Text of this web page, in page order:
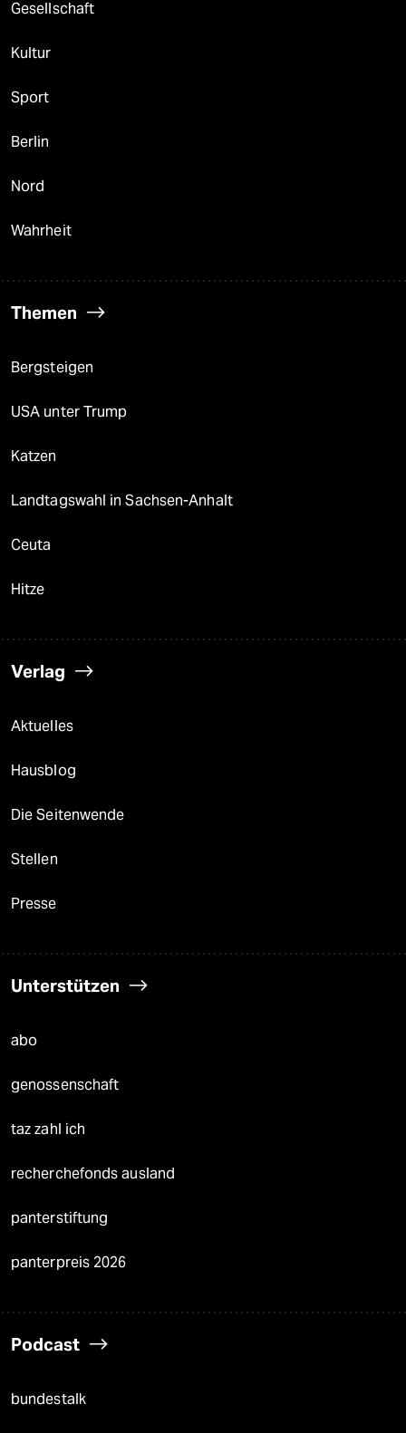
Gesellschaft
Kultur
Sport
Berlin
Nord
Wahrheit
Themen
Bergsteigen
USA unter Trump
Katzen
Landtagswahl in Sachsen-Anhalt
Ceuta
Hitze
Verlag
Aktuelles
Hausblog
Die Seitenwende
Stellen
Presse
Unterstützen
abo
genossenschaft
taz zahl ich
recherchefonds ausland
panterstiftung
panterpreis 2026
Podcast
bundestalk